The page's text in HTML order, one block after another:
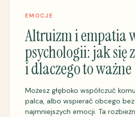
EMOCJE
Altruizm i empatia
psychologii: jak się
i dlaczego to ważne
Możesz głęboko współczuć
palca, albo wspierać obcego
najmniejszych emocji. Ta